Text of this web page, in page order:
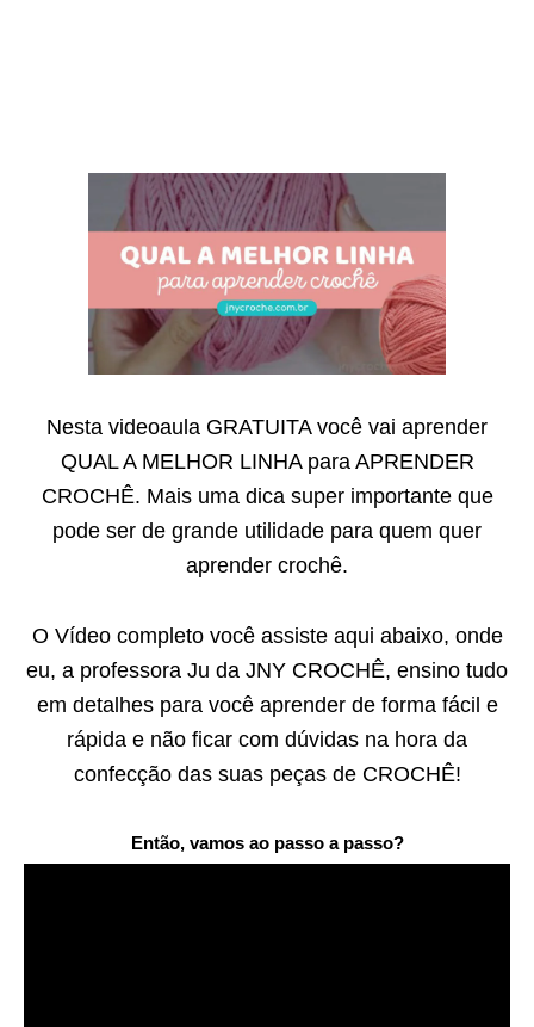
Nesta videoaula GRATUITA você vai aprender
QUAL A MELHOR LINHA para APRENDER
CROCHÊ. Mais uma dica super importante que
pode ser de grande utilidade para quem quer
aprender crochê.
O Vídeo completo você assiste aqui abaixo, onde
eu, a professora Ju da JNY CROCHÊ, ensino tudo
em detalhes para você aprender de forma fácil e
rápida e não ficar com dúvidas na hora da
confecção das suas peças de CROCHÊ!
Então, vamos ao passo a passo?